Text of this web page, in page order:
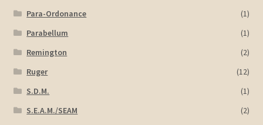
Para-Ordonance
(1)
Parabellum
(1)
Remington
(2)
Ruger
(12)
S.D.M.
(1)
S.E.A.M./SEAM
(2)